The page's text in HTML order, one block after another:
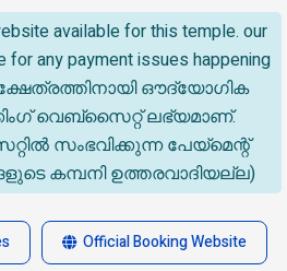
available for this temple. our
for any payment issues happening
ക്ഷേത്രത്തിനായി ഔദ്യോഗിക
വെബ്സൈറ്റ് ലഭ്യമാണ്.
സംഭവിക്കുന്ന പേയ്‌മെന്റ്
കമ്പനി ഉത്തരവാദിയല്ല)
Official Booking Website